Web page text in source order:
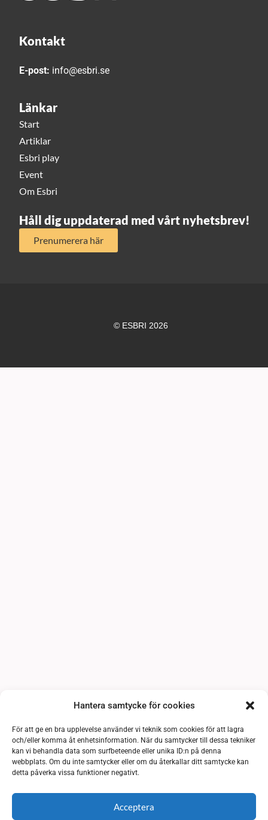
Hantera samtycke för cookies
För att ge en bra upplevelse använder vi teknik som cookies för att lagra
och/eller komma åt enhetsinformation. När du samtycker till dessa tekniker
kan vi behandla data som surfbeteende eller unika ID:n på denna
webbplats. Om du inte samtycker eller om du återkallar ditt samtycke kan
detta påverka vissa funktioner negativt.
Acceptera
Kontakt
E-post: info@esbri.se
Länkar
Start
Artiklar
Esbri play
Event
Om Esbri
Håll dig uppdaterad med vårt nyhetsbrev!
Prenumerera här
© ESBRI 2026